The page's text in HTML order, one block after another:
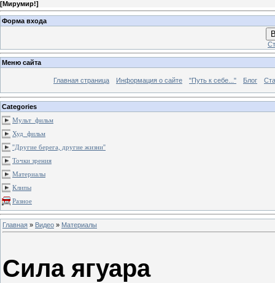
[Мирумир!]
Форма входа
Меню сайта
Главная страница Информация о сайте "Путь к себе..." Блог
Categories
Мульт_фильм
Худ_фильм
''Другие берега, другие жизни''
Точки зрения
Материалы
Клипы
Разное
Главная » Видео » Материалы
Сила ягуара